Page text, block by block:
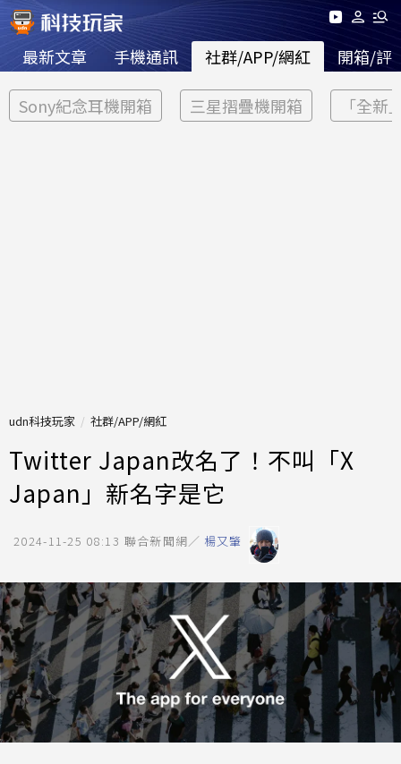
最新文章 手機通訊 社群/APP/網紅 開箱/評
Sony紀念耳機開箱 三星摺疊機開箱 「全新
udn科技玩家 社群/APP/網紅
Twitter Japan改名了！不叫「X
Japan」新名字是它
2024-11-25 08:13 聯合新聞網／ 楊又肇